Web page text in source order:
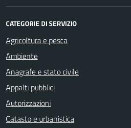
CATEGORIE DI SERVIZIO
Agricoltura e pesca
Ambiente
Anagrafe e stato civile
Appalti pubblici
Autorizzazioni
Catasto e urbanistica